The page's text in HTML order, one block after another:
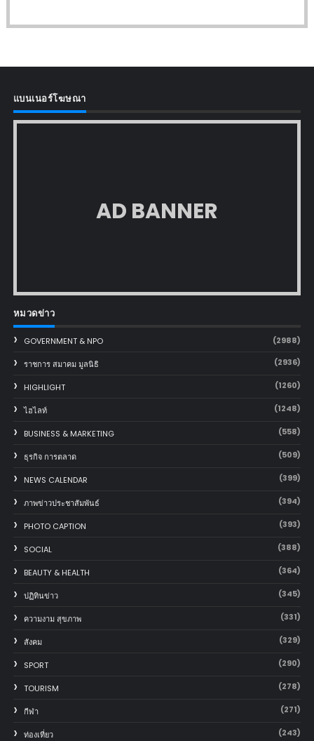
แบนเนอร์โฆษณา
AD BANNER
หมวดข่าว
GOVERNMENT & NPO (2988)
ราชการ สมาคม มูลนิธิ (2936)
HIGHLIGHT (1260)
ไฮไลท์ (1248)
BUSINESS & MARKETING (558)
ธุรกิจ การตลาด (509)
NEWS CALENDAR (399)
ภาพข่าวประชาสัมพันธ์ (394)
PHOTO CAPTION (393)
SOCIAL (388)
BEAUTY & HEALTH (364)
ปฏิทินข่าว (345)
ความงาม สุขภาพ (331)
สังคม (329)
SPORT (290)
TOURISM (278)
กีฬา (271)
ท่องเที่ยว (243)